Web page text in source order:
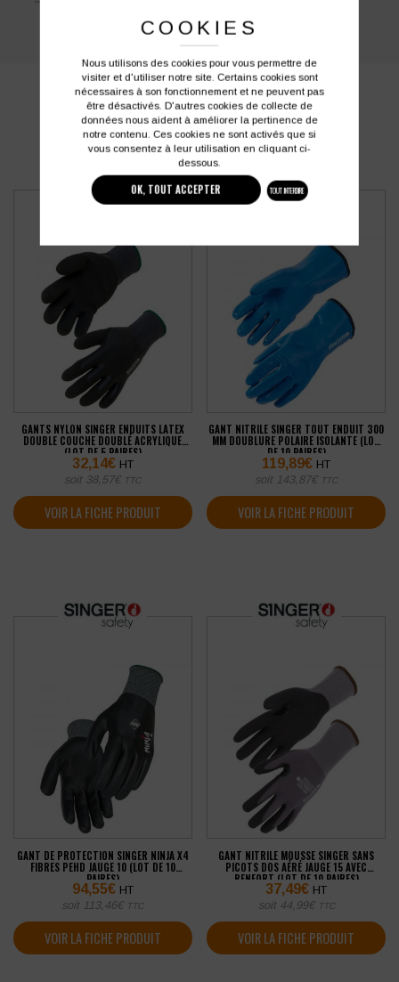
PRODUITS SIMILAIRES
GANTS NYLON SINGER ENDUITS LATEX
DOUBLE COUCHE DOUBLÉ ACRYLIQUE
(LOT DE 5 PAIRES)
32,14€ HT
soit 38,57€ TTC
VOIR LA FICHE PRODUIT
GANT NITRILE SINGER TOUT ENDUIT 300
MM DOUBLURE POLAIRE ISOLANTE (LOT
DE 10 PAIRES)
119,89€ HT
soit 143,87€ TTC
VOIR LA FICHE PRODUIT
GANT DE PROTECTION SINGER NINJA X4
FIBRES PEHD JAUGE 10 (LOT DE 10
PAIRES)
94,55€ HT
soit 113,46€ TTC
VOIR LA FICHE PRODUIT
GANT NITRILE MOUSSE SINGER SANS
PICOTS DOS AÉRÉ JAUGE 15 AVEC
RENFORT (LOT DE 10 PAIRES)
37,49€ HT
soit 44,99€ TTC
VOIR LA FICHE PRODUIT
COOKIES
Nous utilisons des cookies pour vous permettre de
visiter et d'utiliser notre site. Certains cookies sont
nécessaires à son fonctionnement et ne peuvent pas
être désactivés. D'autres cookies de collecte de
données nous aident à améliorer la pertinence de
notre contenu. Ces cookies ne sont activés que si
vous consentez à leur utilisation en cliquant ci-
dessous.
OK, TOUT ACCEPTER TOUT INTERDIRE